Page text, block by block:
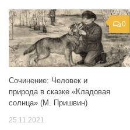
0
Сочинение: Человек и
природа в сказке «Кладовая
солнца» (М. Пришвин)
25.11.2021